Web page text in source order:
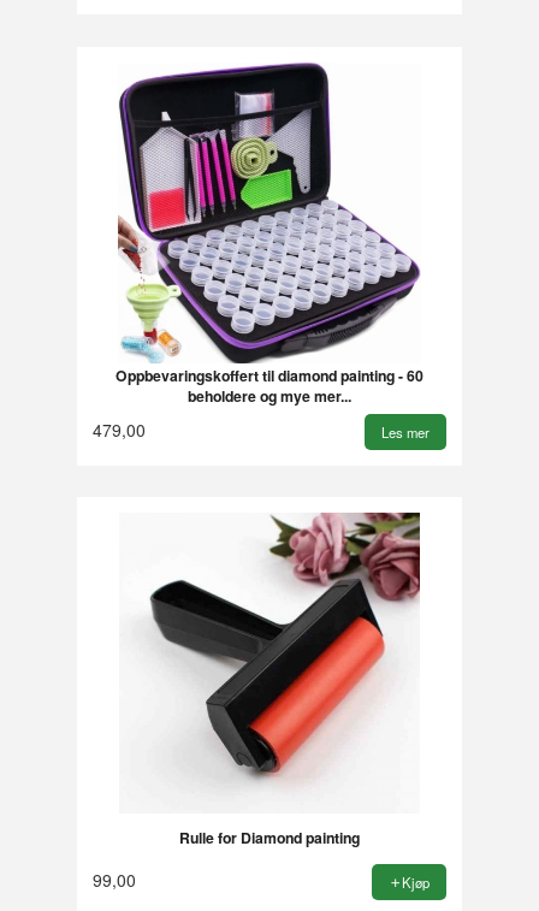
Oppbevaringskoffert til diamond painting - 60
beholdere og mye mer...
479,00 Les mer
Rulle for Diamond painting
99,00 Kjøp